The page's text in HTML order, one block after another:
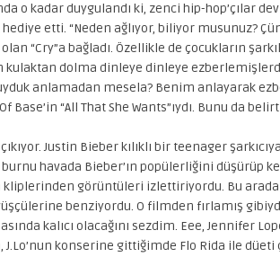
o kadar duygulandı ki, zenci hip-hop’çılar
etti. “Neden ağlıyor, biliyor musunuz?
“Cry”a bağladı. Özellikle de çocukların
dolma dinleye dinleye
anlamadan mesela? Benim anlayarak
Of Base’in “All That She Wants”ıydı. Bunu da
Justin Bieber kılıklı bir teenager
burnu havada Bieber’ın popülerliğini düşürüp
kliplerinden görüntüleri izlettiriyordu. Bu arada
benziyordu. O filmden fırlamış
kalıcı olacağını sezdim. Eee, Jennifer
J.Lo’nun konserine gittiğimde Flo Rida ile düeti